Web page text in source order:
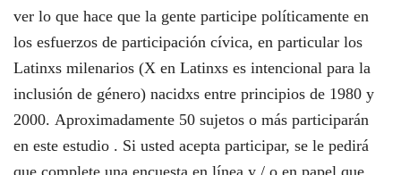
ver lo que hace que la gente participe políticamente en
los esfuerzos de participación cívica, en particular los
Latinxs milenarios (X en Latinxs es intencional para la
inclusión de género) nacidxs entre principios de 1980 y
2000. Aproximadamente 50 sujetos o más participarán
en este estudio . Si usted acepta participar, se le pedirá
que complete una encuesta en línea y / o en papel que